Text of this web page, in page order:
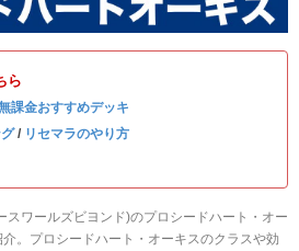
ら
課金おすすめデッキ
/ リセマラのやり方
スワールズビヨンド)のプロシードハート・オー
。プロシードハート・オーキスのクラスや効